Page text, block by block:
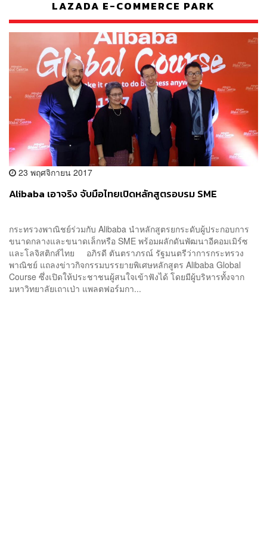
LAZADA E-COMMERCE PARK
23 พฤศจิกายน 2017
Alibaba เอาจริง จับมือไทยเปิดหลักสูตรอบรม SME
กระทรวงพาณิชย์ร่วมกับ Alibaba นำหลักสูตรยกระดับผู้ประกอบการ
ขนาดกลางและขนาดเล็กหรือ SME พร้อมผลักดันพัฒนาอีคอมเมิร์ซ
และโลจิสติกส์ไทย อภิรดี ตันตราภรณ์ รัฐมนตรีว่าการกระทรวง
พาณิชย์ แถลงข่าวกิจกรรมบรรยายพิเศษหลักสูตร Alibaba Global
Course ซึ่งเปิดให้ประชาชนผู้สนใจเข้าฟังได้ โดยมีผู้บริหารทั้งจาก
มหาวิทยาลัยเถาเป่า แพลตฟอร์มกา...